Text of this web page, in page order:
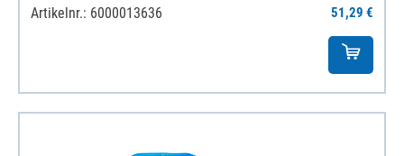
Artikelnr.: 6000013636
51,29 €